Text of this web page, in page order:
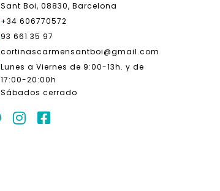
Sant Boi, 08830, Barcelona
+34 606770572
93 661 35 97
cortinascarmensantboi@gmail.com
Lunes a Viernes de 9:00-13h. y de
17:00-20:00h
Sábados cerrado